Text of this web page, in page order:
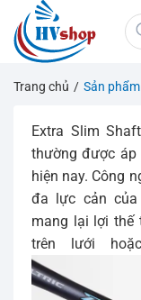
qua
nội
dungTrang chủ / Sản
Extra Slim
thường được áp
hiện nay. Công
đa lực cản
mang lại lợi thế
trên lưới